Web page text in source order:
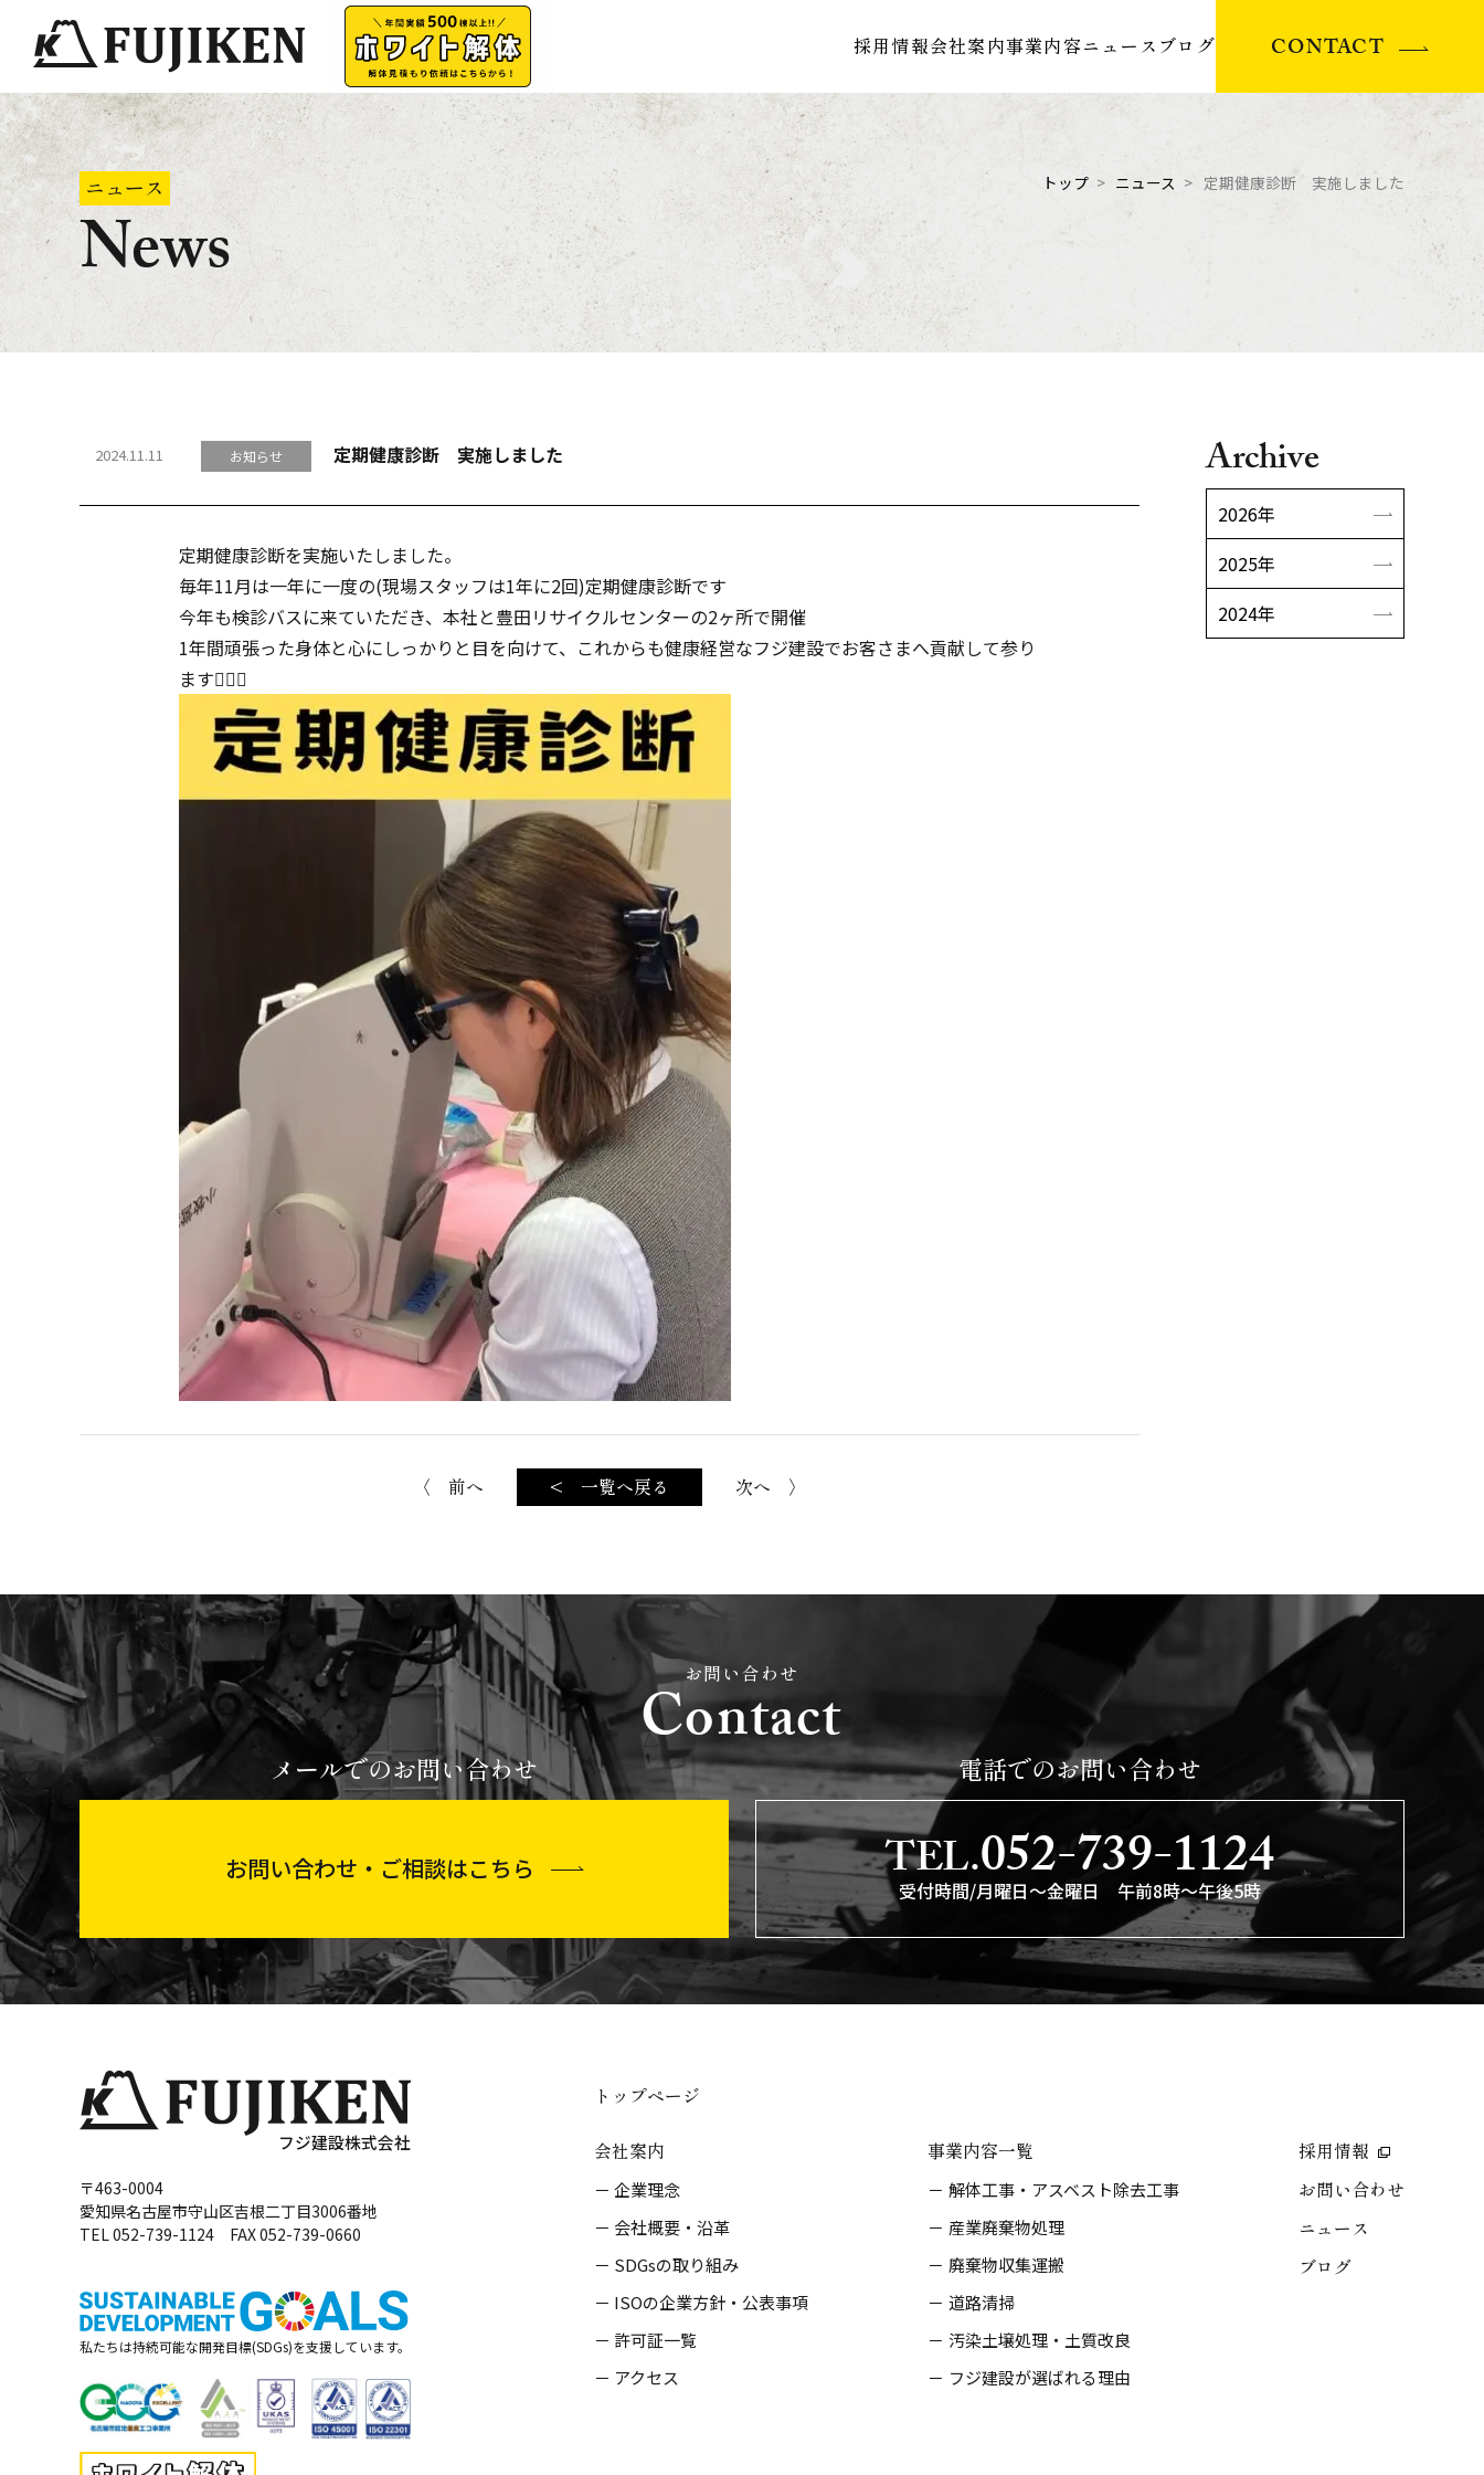
採用情報会社案内事業内容 ニュース ブログ CONTACT
ニュース
News
トップ ニュース 定期健康診断 実施しました
2024.11.11 お知らせ 定期健康診断 実施しました
定期健康診断を実施いたしました。
毎年11月は一年に一度の(現場スタッフは1年に2回)定期健康診断です
今年も検診バスに来ていただき、本社と豊田リサイクルセンターの2ヶ所で開催
1年間頑張った身体と心にしっかりと目を向けて、これからも健康経営なフジ建設でお客さまへ貢献して参り
ます👷‍♀️✨
〈 前へ < 一覧へ戻る 次へ 〉
Archive
2026年
2025年
2024年
お問い合わせ
Contact
メールでのお問い合わせ
お問い合わせ・ご相談はこちら
電話でのお問い合わせ
TEL.052-739-1124
受付時間/月曜日〜金曜日 午前8時〜午後5時
フジ建設株式会社
〒463-0004
愛知県名古屋市守山区吉根二丁目3006番地
TEL 052-739-1124 FAX 052-739-0660
私たちは持続可能な開発目標(SDGs)を支援しています。
トップページ
会社案内
企業理念
会社概要・沿革
SDGsの取り組み
ISOの企業方針・公表事項
許可証一覧
アクセス
事業内容一覧
解体工事・アスベスト除去工事
産業廃棄物処理
廃棄物収集運搬
道路清掃
汚染土壌処理・土質改良
フジ建設が選ばれる理由
採用情報
お問い合わせ
ニュース
ブログ